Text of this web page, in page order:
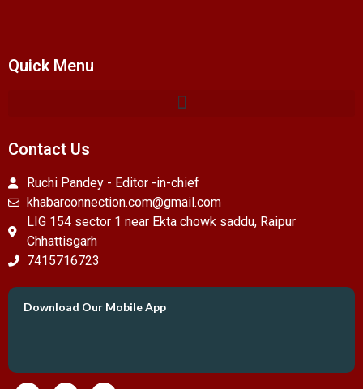
Quick Menu
Contact Us
Ruchi Pandey - Editor -in-chief
khabarconnection.com@gmail.com
LIG 154 sector 1 near Ekta chowk saddu, Raipur
Chhattisgarh
7415716723
Download Our Mobile App